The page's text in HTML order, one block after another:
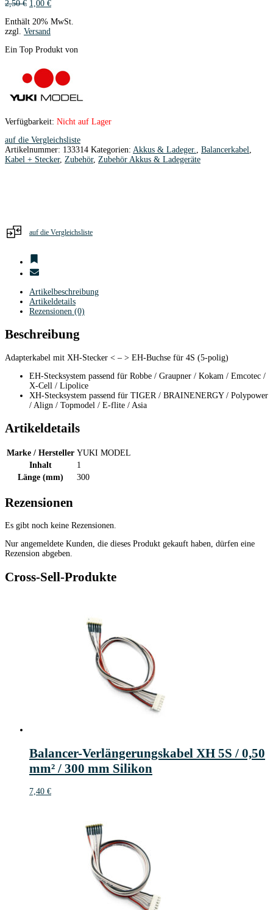
2,50€ Ursprünglicher
war:
2,50 €
1,00 €Aktueller
ist:
Enthält 20% MwSt.
zzgl. Versand
Ein Top Produkt von
Verfügbarkeit: Nicht auf Lager
auf die Vergleichsliste
Artikelnummer: 133314 Kategorien: Akkus & Ladeger. Balancerkabel
Kabel + Stecker, Zubehör, Zubehör Akkus & Ladegeräte
auf die Vergleichsliste
Artikelbeschreibung
Artikeldetails
Rezensionen (0)
Beschreibung
Adapterkabel mit XH-Stecker < – > EH-Buchse für 4S (5-polig)
EH-Stecksystem passend für Robbe / Graupner / Kokam / Emcotec /
X-Cell / Lipolice
XH-Stecksystem passend für TIGER / BRAINENERGY / Polypower
/ Align / Topmodel / E-flite / Asia
Artikeldetails
Marke / Hersteller YUKI MODEL
Inhalt
1
Länge (mm)
300
Rezensionen
Es gibt noch keine Rezensionen.
Nur angemeldete Kunden, die dieses Produkt gekauft haben, dürfen eine
Rezension abgeben.
Cross-Sell-Produkte
Balancer-Verlängerungskabel XH 5S / 0,50
mm² / 300 mm Silikon
7,40 €